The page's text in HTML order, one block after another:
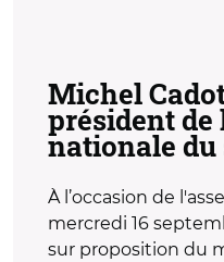
Michel
président de
nationale du
À l’occasion de
mercredi 16
sur proposition du